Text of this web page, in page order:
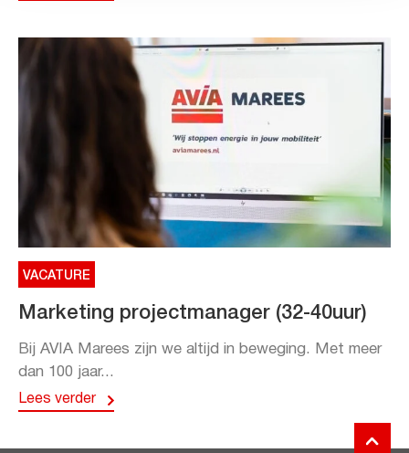
VACATURE
Marketing projectmanager (32-40uur)
Bij AVIA Marees zijn we altijd in beweging. Met meer
dan 100 jaar...
Lees verder